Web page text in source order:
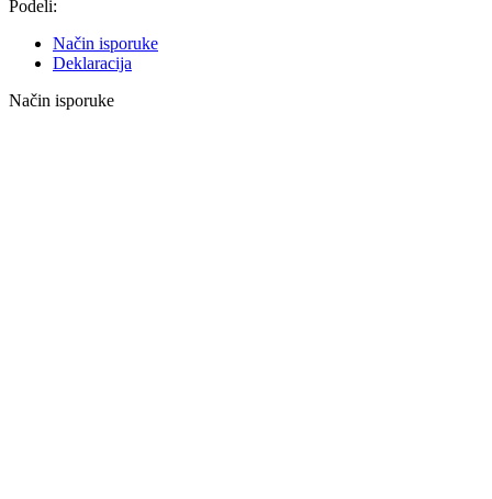
Podeli:
Način isporuke
Deklaracija
Način isporuke